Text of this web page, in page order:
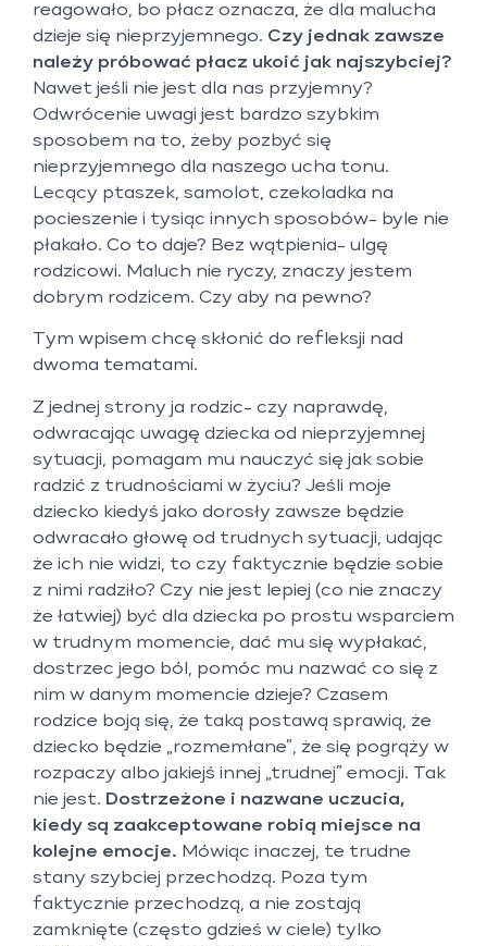
reagowało, bo płacz oznacza, że dla malucha
dzieje się nieprzyjemnego. Czy jednak zawsze
należy próbować płacz ukoić jak najszybciej?
Nawet jeśli nie jest dla nas przyjemny?
Odwrócenie uwagi jest bardzo szybkim
sposobem na to, żeby pozbyć się
nieprzyjemnego dla naszego ucha tonu.
Lecący ptaszek, samolot, czekoladka na
pocieszenie i tysiąc innych sposobów- byle nie
płakało. Co to daje? Bez wątpienia- ulgę
rodzicowi. Maluch nie ryczy, znaczy jestem
dobrym rodzicem. Czy aby na pewno?
Tym wpisem chcę skłonić do refleksji nad
dwoma tematami.
Z jednej strony ja rodzic- czy naprawdę,
odwracając uwagę dziecka od nieprzyjemnej
sytuacji, pomagam mu nauczyć się jak sobie
radzić z trudnościami w życiu? Jeśli moje
dziecko kiedyś jako dorosły zawsze będzie
odwracało głowę od trudnych sytuacji, udając
że ich nie widzi, to czy faktycznie będzie sobie
z nimi radziło? Czy nie jest lepiej (co nie znaczy
że łatwiej) być dla dziecka po prostu wsparciem
w trudnym momencie, dać mu się wypłakać,
dostrzec jego ból, pomóc mu nazwać co się z
nim w danym momencie dzieje? Czasem
rodzice boją się, że taką postawą sprawią, że
dziecko będzie „rozmemłane”, że się pogrąży w
rozpaczy albo jakiejś innej „trudnej” emocji. Tak
nie jest. Dostrzeżone i nazwane uczucia,
kiedy są zaakceptowane robią miejsce na
kolejne emocje. Mówiąc inaczej, te trudne
stany szybciej przechodzą. Poza tym
faktycznie przechodzą, a nie zostają
zamknięte (często gdzieś w ciele) tylko